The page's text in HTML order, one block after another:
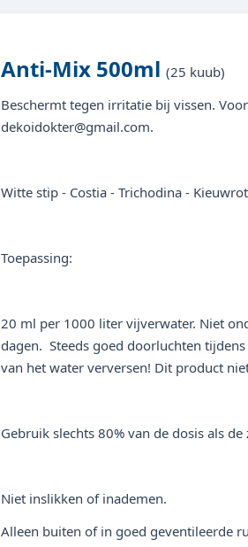
Anti-Mix 500ml (25 kuub)
Beschermt tegen irritatie bij vissen.
dekoidokter@gmail.com.
Witte stip - Costia - Trichodina - Kieuwrot
Toepassing:
20 ml per 1000 liter vijverwater. Niet
dagen. Steeds goed doorluchten
van het water verversen! Dit product
Gebruik slechts 80% van de dosis als
Niet inslikken of inademen.
Alleen buiten of in goed geventileerde